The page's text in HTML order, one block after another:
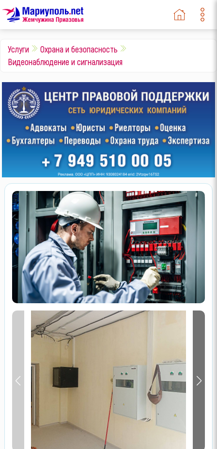
Услуги
Охрана и безопасность
Видеонаблюдение и сигнализация